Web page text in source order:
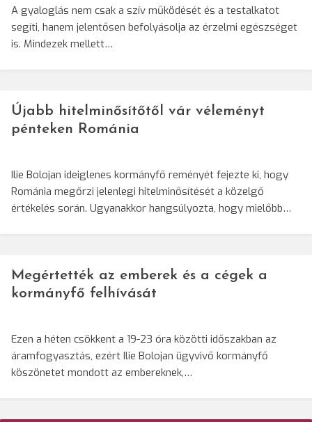
A gyaloglás nem csak a szív működését és a testalkatot
segíti, hanem jelentősen befolyásolja az érzelmi egészséget
is. Mindezek mellett…
Újabb hitelminősítőtől vár véleményt
pénteken Románia
Ilie Bolojan ideiglenes kormányfő reményét fejezte ki, hogy
Románia megőrzi jelenlegi hitelminősítését a közelgő
értékelés során. Ugyanakkor hangsúlyozta, hogy mielőbb…
Megértették az emberek és a cégek a
kormányfő felhívását
Ezen a héten csökkent a 19-23 óra közötti időszakban az
áramfogyasztás, ezért Ilie Bolojan ügyvivő kormányfő
köszönetet mondott az embereknek,…